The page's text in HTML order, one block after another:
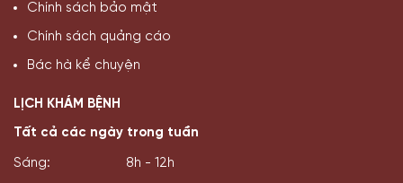
Chính sách bảo mật
Chính sách quảng cáo
Bác hà kể chuyện
LỊCH KHÁM BỆNH
Tất cả các ngày trong tuần
Sáng: 8h - 12h